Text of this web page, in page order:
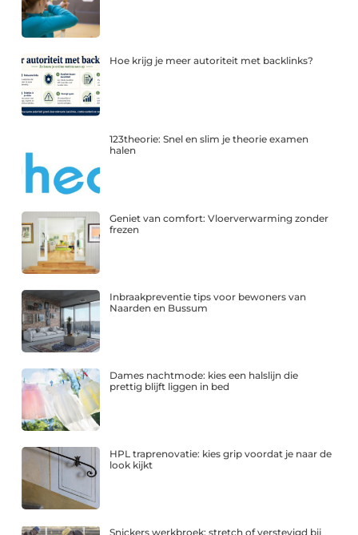
Hoe krijg je meer autoriteit met backlinks?
123theorie: Snel en slim je theorie examen
halen
Geniet van comfort: Vloerverwarming zonder
frezen
Inbraakpreventie tips voor bewoners van
Naarden en Bussum
Dames nachtmode: kies een halslijn die
prettig blijft liggen in bed
HPL traprenovatie: kies grip voordat je naar de
look kijkt
Snickers werkbroek: stretch of verstevigd bij